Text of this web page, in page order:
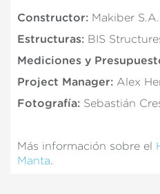
Constructor: Makiber S.A.
Estructuras: BIS
Mediciones y
Project Manager: Alex
Fotografía: Sebastián
Más información sobre el
Manta.